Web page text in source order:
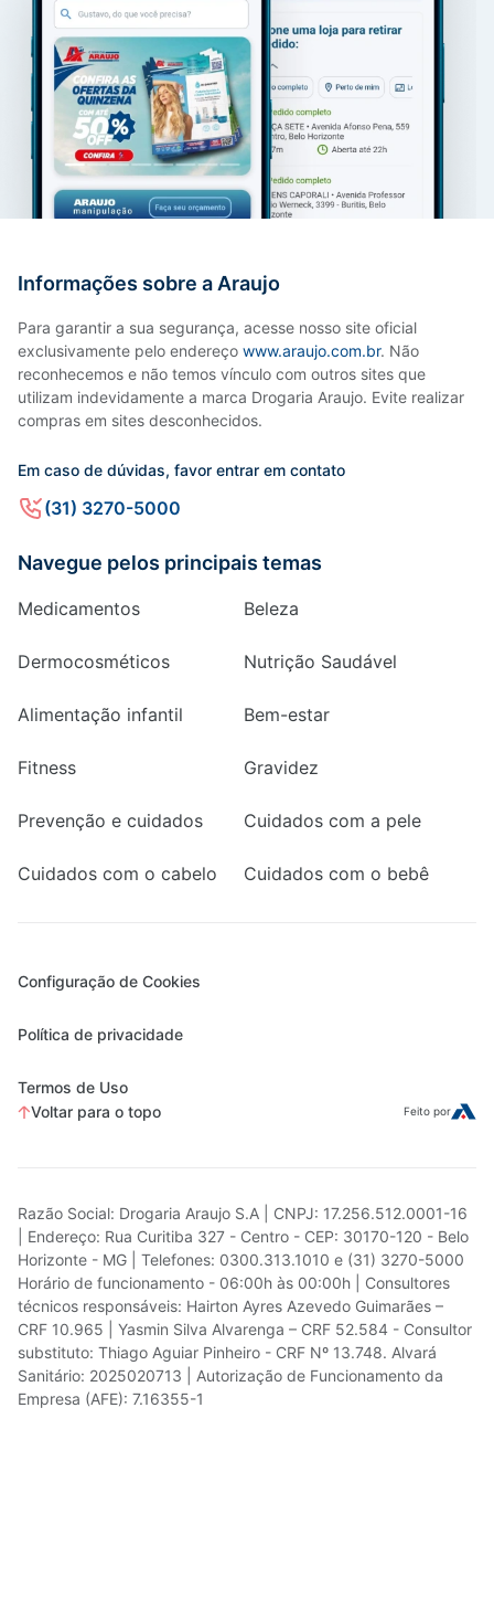
Informações sobre a Araujo
Para garantir a sua segurança, acesse nosso site oficial
exclusivamente pelo endereço www.araujo.com.br. Não
reconhecemos e não temos vínculo com outros sites que
utilizam indevidamente a marca Drogaria Araujo. Evite realizar
compras em sites desconhecidos.
Em caso de dúvidas, favor entrar em contato
(31) 3270-5000
Navegue pelos principais temas
Medicamentos Beleza
Dermocosméticos Nutrição Saudável
Alimentação infantil Bem-estar
Fitness Gravidez
Prevenção e cuidados Cuidados com a pele
Cuidados com o cabelo Cuidados com o bebê
Configuração de Cookies
Política de privacidade
Termos de Uso
Voltar para o topo
Feito por
Razão Social: Drogaria Araujo S.A | CNPJ: 17.256.512.0001-16
| Endereço: Rua Curitiba 327 - Centro - CEP: 30170-120 - Belo
Horizonte - MG | Telefones: 0300.313.1010 e (31) 3270-5000
Horário de funcionamento - 06:00h às 00:00h | Consultores
técnicos responsáveis: Hairton Ayres Azevedo Guimarães –
CRF 10.965 | Yasmin Silva Alvarenga – CRF 52.584 - Consultor
substituto: Thiago Aguiar Pinheiro - CRF Nº 13.748. Alvará
Sanitário: 2025020713 | Autorização de Funcionamento da
Empresa (AFE): 7.16355-1